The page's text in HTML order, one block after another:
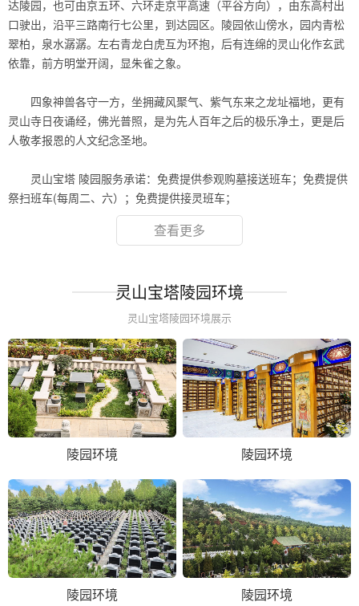
达陵园，也可由京五环、六环走京平高速（平谷方向），由东高村出
口驶出，沿平三路南行七公里，到达园区。陵园依山傍水，园内青松
翠柏，泉水潺潺。左右青龙白虎互为环抱，后有连绵的灵山化作玄武
依靠，前方明堂开阔，显朱雀之象。
四象神兽各守一方，坐拥藏风聚气、紫气东来之龙址福地，更有
灵山寺日夜诵经，佛光普照，是为先人百年之后的极乐净土，更是后
人敬孝报恩的人文纪念圣地。
灵山宝塔 陵园服务承诺：免费提供参观购墓接送班车；免费提供
祭扫班车(每周二、六）；免费提供接灵班车；
查看更多
灵山宝塔陵园环境
灵山宝塔陵园环境展示
陵园环境 陵园环境
陵园环境 陵园环境